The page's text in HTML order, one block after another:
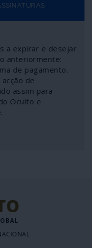
a expirar e desejar
anteriormente:
de pagamento.
de
assim para
Oculto e